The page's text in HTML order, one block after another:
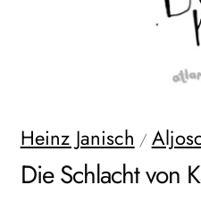
Heinz Janisch /
Die Schlacht von